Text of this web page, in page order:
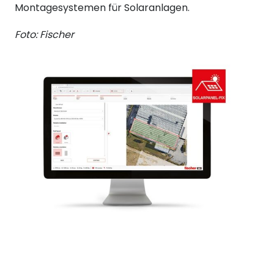
Montagesystemen für Solaranlagen.
Foto: Fischer